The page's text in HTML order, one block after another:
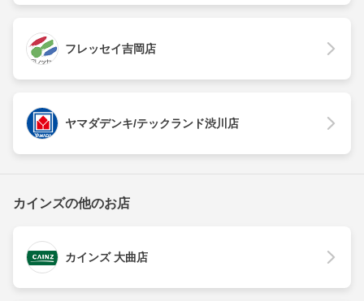
フレッセイ吉岡店
ヤマダデンキ/テックランド渋川店
カインズの他のお店
カインズ 大曲店